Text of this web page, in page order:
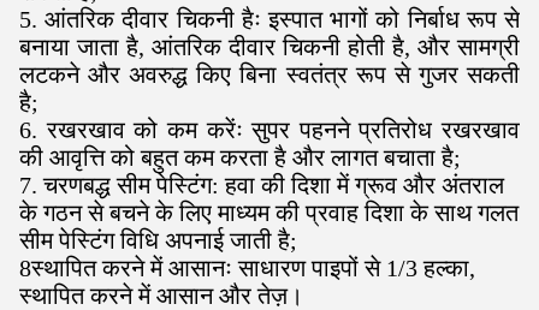
5. आंतरिक दीवार चिकनी हैः इस्पात भागों को निर्बाध रूप से
बनाया जाता है, आंतरिक दीवार चिकनी होती है, और सामग्री
लटकने और अवरुद्ध किए बिना स्वतंत्र रूप से गुजर सकती
है;
6. रखरखाव को कम करेंः सुपर पहनने प्रतिरोध रखरखाव
की आवृत्ति को बहुत कम करता है और लागत बचाता है;
7. चरणबद्ध सीम पेस्टिंग: हवा की दिशा में ग्रूव और अंतराल
के गठन से बचने के लिए माध्यम की प्रवाह दिशा के साथ गलत
सीम पेस्टिंग विधि अपनाई जाती है;
8स्थापित करने में आसानः साधारण पाइपों से 1/3 हल्का,
स्थापित करने में आसान और तेज़।